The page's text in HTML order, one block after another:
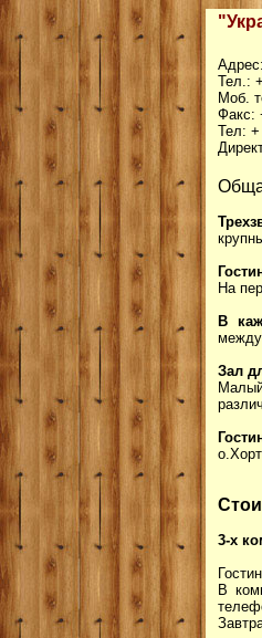
Тел.:
Моб.
Факс:
Тел: +
На
В
Зал
3-x
В